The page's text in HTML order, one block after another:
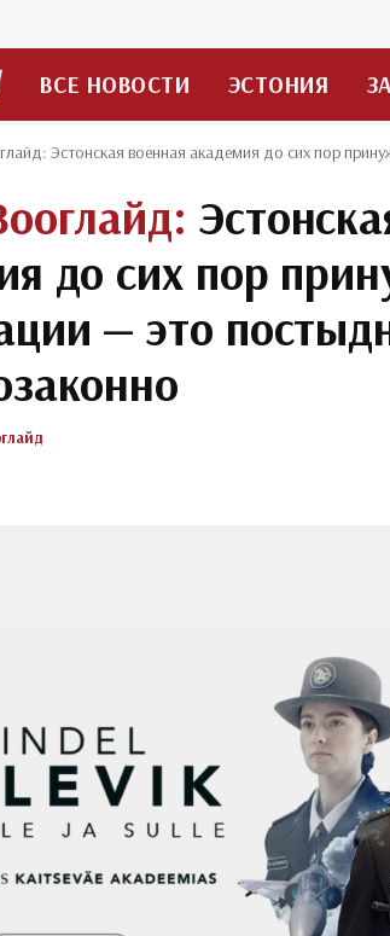
ВСЕ НОВОСТИ ЭСТОНИЯ
Эстонская военная академия до сих пор
до сих пор
— это